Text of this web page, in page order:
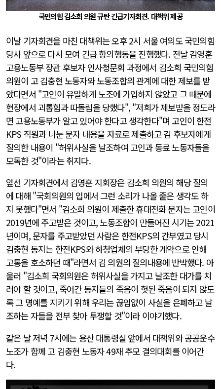
국민의힘 김소희 의원 규탄 긴급기자회견. 대책위 제공
이날 기자회견을 마친 대책위는 오후 2시 서울 여의도 국민의힘
당사 앞으로 다시 모여 긴급 항의행동을 진행했다. 전날 김영훈
고용노동부 장관 후보자 인사청문회 과정에서 김소희 국민의힘
의원이 고 김충현 노동자와 노동조합의 관계에 대한 제보를 받
았다면서 "고인이 유일하게 노조에 가입하지 않았고 그 때문에
현장에서 괴롭힘과 따돌림을 당했다", "저희가 제보받을 정도라
면 고용노동부가 알고 있어야 한다고 생각한다"며 고인이 한전
KPS 직원과 나눈 문자 내용을 자료로 제출하고 김 후보자에게
질의한 내용이 "허위사실을 날조하여 고인과 동료 노동자들을
모독한 것"이라는 취지다.
앞선 기자회견에서 김영훈 지회장은 김소희 의원의 해당 질의
에 대해 "국회의원의 입에서 그런 소리가 나올 줄은 생각도 하
지 못했다"면서 "김소희 의원이 제출한 휴대전화 문자는 고인이
2019년에 주고받은 것이고, 노동조합이 만들어진 시기는 2021
년이며, 문자를 주고받았던 사람은 한전KPS의 간부였고 당시
김충현 동지는 한전KPS와 하청업체의 부당한 계약으로 인해
고통을 호소하던 때"라면서 김 의원의 질의내용에 반박했다. 아
울러 "김소희 국회의원은 허위사실을 가지고 날조한 대가를 치
러야 할 것이고, 죽어간 동지들의 죽음이 헛된 죽음이 되지 않도
록 그 명예를 지키기 위해 우리는 끊임없이 사실을 은폐하고 날
조하는 자들을 전부 찾아 투쟁할 것"이라 이야기했다.
같은 날 저녁 7시에는 용산 대통령실 앞에서 대책위와 공공운수
노조가 함께 고 김충현 노동자 49재 추모 결의대회를 이어간
다.